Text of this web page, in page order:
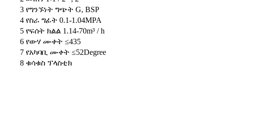
3 የግንኙነት ግጭት G, BSP
4 የስራ ግፊት 0.1-1.04MPA
5 የፍሰት ክልል 1.14-70m³ / h
6 የውሃ ሙቀት ≤435
7 የአካባቢ ሙቀት ≤52Degree
8 ቁሳቁስ ፕላስቲክ